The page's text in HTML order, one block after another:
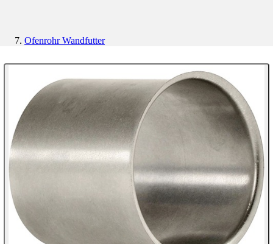
Ofenrohr Wandfutter